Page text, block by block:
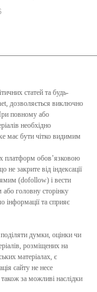
статей та будь-
дозволяється виключно
повному або
необхідно
має бути чітко видимим
платформ обов’язковою
закрите від індексації
(dofollow) і вести
або головну сторінку
інформації та сприяє
думки, оцінки чи
розміщених на
матеріалах, є
сайту не несе
також за можливі наслідки